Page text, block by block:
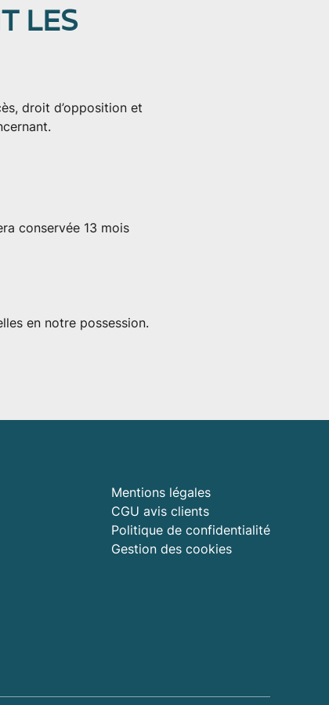
LES
droit d’opposition et
conservée 13 mois
en notre possession.
Mentions légales
CGU avis clients
Politique de confidentialité
Gestion des cookies